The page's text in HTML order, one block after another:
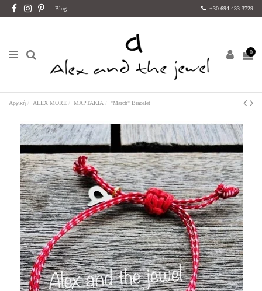
Blog +30 694 433 3729
0
Αρχική ALEX MORE ΜΑΡΤΑΚΙΑ "March" Bracelet